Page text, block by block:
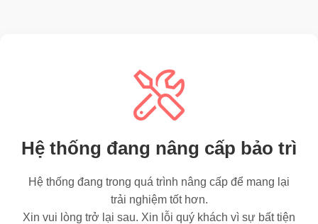
Hệ thống đang nâng cấp bảo trì
Hệ thống đang trong quá trình nâng cấp để mang lại
trải nghiệm tốt hơn.
Xin vui lòng trở lại sau. Xin lỗi quý khách vì sự bất tiện